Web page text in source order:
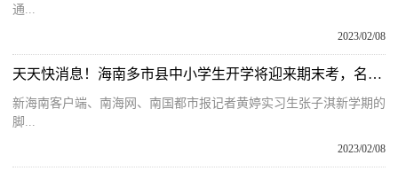
通...
2023/02/08
天天快消息！海南多市县中小学生开学将迎来期末考，名师支招这样复习备考
新海南客户端、南海网、南国都市报记者黄婷实习生张子淇新学期的
脚...
2023/02/08